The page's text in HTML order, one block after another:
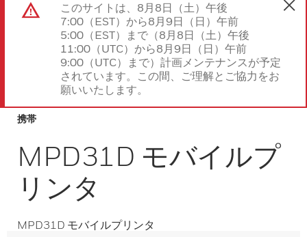
このサイトは、8月8日（土）午後
7:00（EST）から8月9日（日）午前
5:00（EST）まで（8月8日（土）午後
11:00（UTC）から8月9日（日）午前
9:00（UTC）まで）計画メンテナンスが予定
されています。この間、ご理解とご協力をお
願いいたします。
携帯
MPD31D モバイルプ
リンタ
MPD31D モバイルプリンタ